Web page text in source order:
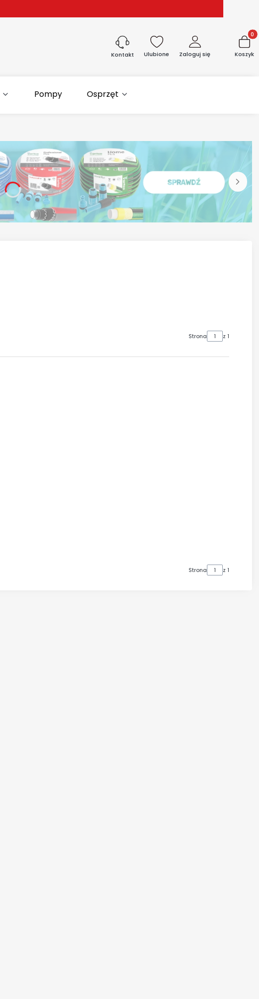
Kontakt Ulubione Zaloguj się Koszyk
Pompy Osprzęt
Strona z 1
Strona z 1